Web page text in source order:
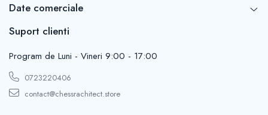
Date comerciale
Suport clienti
Program de Luni - Vineri 9:00 - 17:00
0723220406
contact@chessrachitect.store